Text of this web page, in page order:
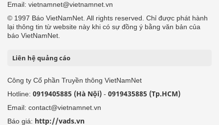
Email: vietnamnet@vietnamnet.vn
© 1997 Báo VietNamNet. All rights reserved. Chỉ được phát hành
lại thông tin từ website này khi có sự đồng ý bằng văn bản của
báo VietNamNet.
Liên hệ quảng cáo
Công ty Cổ phần Truyền thông VietNamNet
Hotline: 0919405885 (Hà Nội) - 0919435885 (Tp.HCM)
Email: contact@vietnamnet.vn
Báo giá: http://vads.vn